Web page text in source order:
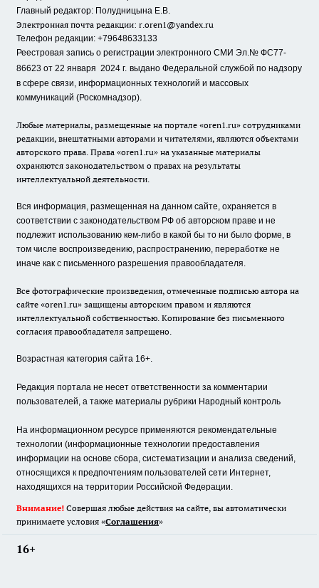
Главный редактор: Полудницына Е.В.
Электронная почта редакции: r.oren1@yandex.ru
Телефон редакции: +79648633133
Реестровая запись о регистрации электронного СМИ Эл.№ ФС77-
86623 от 22 января 2024 г. выдано Федеральной службой по надзору
в сфере связи, информационных технологий и массовых
коммуникаций (Роскомнадзор).
Любые материалы, размещенные на портале «oren1.ru» сотрудниками
редакции, внештатными авторами и читателями, являются объектами
авторского права. Права «oren1.ru» на указанные материалы
охраняются законодательством о правах на результаты
интеллектуальной деятельности.
Вся информация, размещенная на данном сайте, охраняется в
соответствии с законодательством РФ об авторском праве и не
подлежит использованию кем-либо в какой бы то ни было форме, в
том числе воспроизведению, распространению, переработке не
иначе как с письменного разрешения правообладателя.
Все фотографические произведения, отмеченные подписью автора на
сайте «oren1.ru» защищены авторским правом и являются
интеллектуальной собственностью. Копирование без письменного
согласия правообладателя запрещено.
Возрастная категория сайта 16+.
Редакция портала не несет ответственности за комментарии
пользователей, а также материалы рубрики Народный контроль
На информационном ресурсе применяются рекомендательные
технологии (информационные технологии предоставления
информации на основе сбора, систематизации и анализа сведений,
относящихся к предпочтениям пользователей сети Интернет,
находящихся на территории Российской Федерации.
Внимание! Совершая любые действия на сайте, вы автоматически
принимаете условия «Cоглашения»
16+